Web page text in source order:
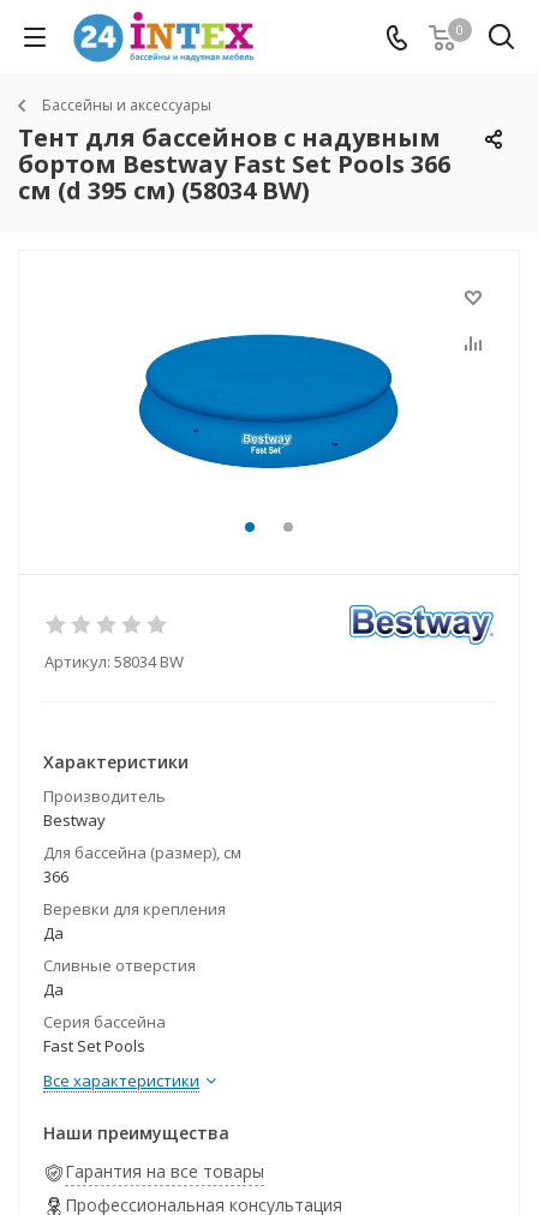
0
Бассейны и аксессуары
Тент для бассейнов с надувным
бортом Bestway Fast Set Pools 366
см (d 395 см) (58034 BW)
Артикул: 58034 BW
Характеристики
Производитель
Bestway
Для бассейна (размер), см
366
Веревки для крепления
Да
Сливные отверстия
Да
Серия бассейна
Fast Set Pools
Все характеристики
Наши преимущества
Гарантия на все товары
Профессиональная консультация